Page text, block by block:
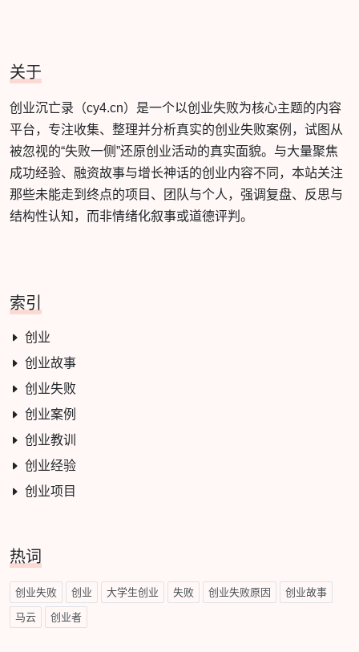
关于
创业沉亡录（cy4.cn）是一个以创业失败为核心主题的内容
平台，专注收集、整理并分析真实的创业失败案例，试图从
被忽视的“失败一侧”还原创业活动的真实面貌。与大量聚焦
成功经验、融资故事与增长神话的创业内容不同，本站关注
那些未能走到终点的项目、团队与个人，强调复盘、反思与
结构性认知，而非情绪化叙事或道德评判。
索引
创业
创业故事
创业失败
创业案例
创业教训
创业经验
创业项目
热词
创业失败 创业 大学生创业 失败 创业失败原因 创业故事
马云 创业者